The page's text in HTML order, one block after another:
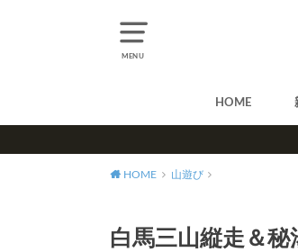
MENU
HOME
HOME 山遊び
白馬三山縦走＆